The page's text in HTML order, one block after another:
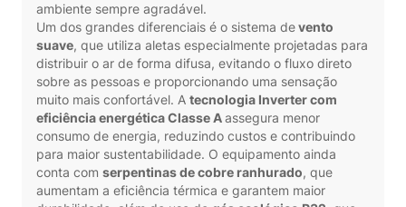
ambiente sempre agradável.
Um dos grandes diferenciais é o sistema devento
suave, que utiliza aletas especialmente projetadas para
distribuir o ar de forma difusa, evitando o fluxo direto
sobre as pessoas e proporcionando uma sensação
muito mais confortável. A tecnologia Inverter com
eficiência energética Classe Aassegura menor
consumo de energia, reduzindo custos e contribuindo
para maior sustentabilidade. O equipamento ainda
conta com serpentinas de cobre ranhurado, que
aumentam a eficiência térmica e garantem maior